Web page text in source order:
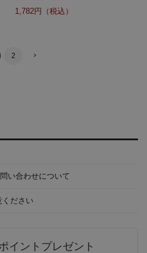
1,782
2
い合わせについて
ください
イントプレゼント